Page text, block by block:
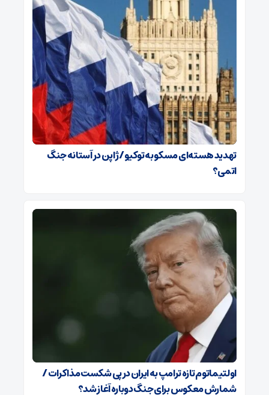
تهدید هسته‌ای مسکو به توکیو / ژاپن در آستانه جنگ
اتمی؟
اولتیماتوم تازه ترامپ به ایران در پی شکست مذاکرات /
شمارش معکوس برای جنگ دوباره آغاز شد؟